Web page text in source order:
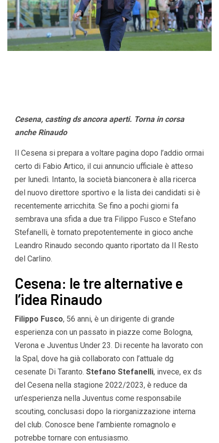
Cesena, casting ds ancora aperti. Torna in corsa
anche Rinaudo
Il Cesena si prepara a voltare pagina dopo l’addio ormai
certo di Fabio Artico, il cui annuncio ufficiale è atteso
per lunedì. Intanto, la società bianconera è alla ricerca
del nuovo direttore sportivo e la lista dei candidati si è
recentemente arricchita. Se fino a pochi giorni fa
sembrava una sfida a due tra Filippo Fusco e Stefano
Stefanelli, è tornato prepotentemente in gioco anche
Leandro Rinaudo secondo quanto riportato da Il Resto
del Carlino.
Cesena: le tre alternative e
l’idea Rinaudo
Filippo Fusco, 56 anni, è un dirigente di grande
esperienza con un passato in piazze come Bologna,
Verona e Juventus Under 23. Di recente ha lavorato con
la Spal, dove ha già collaborato con l’attuale dg
cesenate Di Taranto. Stefano Stefanelli, invece, ex ds
del Cesena nella stagione 2022/2023, è reduce da
un’esperienza nella Juventus come responsabile
scouting, conclusasi dopo la riorganizzazione interna
del club. Conosce bene l’ambiente romagnolo e
potrebbe tornare con entusiasmo.